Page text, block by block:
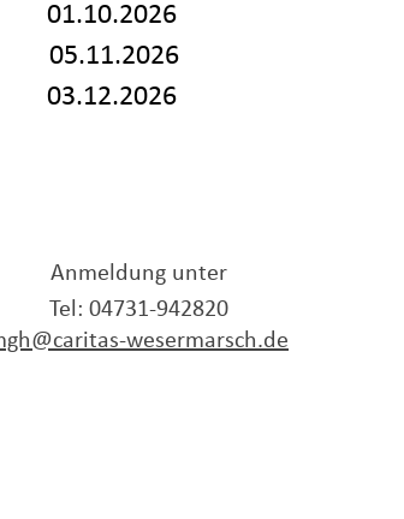
01.10.2026
05.11.2026
03.12.2026
Anmeldung unter
Tel: 04731-942820
wesermarsch.de